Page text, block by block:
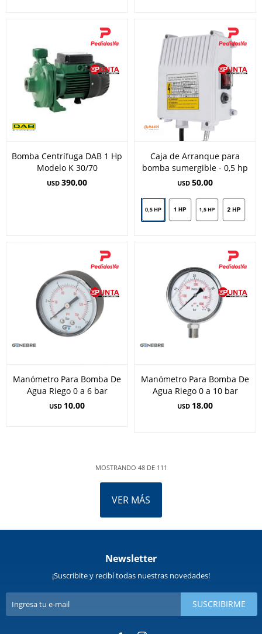
Bomba Centrífuga DAB 1 Hp
Modelo K 30/70
USD 390,00
Caja de Arranque para
bomba sumergible - 0,5 hp
USD 50,00
Manómetro Para Bomba De
Agua Riego 0 a 6 bar
USD 10,00
Manómetro Para Bomba De
Agua Riego 0 a 10 bar
USD 18,00
MOSTRANDO 48DE 111
VER MÁS
Newsletter
¡Suscribite y recibí todas nuestras novedades!
SUSCRIBIRME